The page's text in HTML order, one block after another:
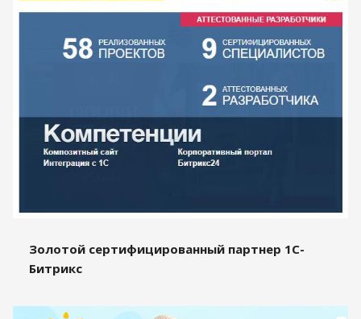
Золотой сертифицированный партнер 1С-
Битрикс